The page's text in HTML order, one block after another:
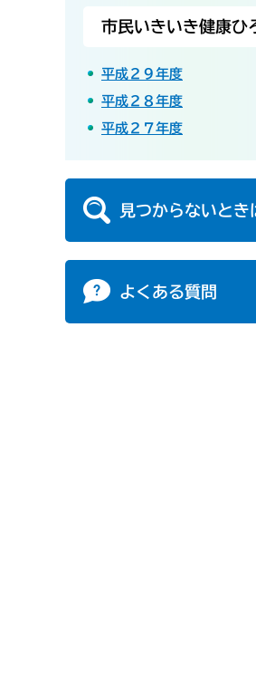
市民いきいき健康ひ
平成２９年度
平成２８年度
平成２７年度
見つからないとき
よくある質問